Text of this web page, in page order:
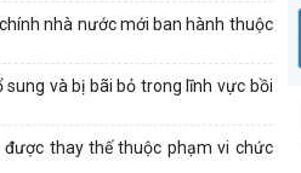
nhà nước mới ban hành thuộc
và bị bãi bỏ trong lĩnh vực bồi
được thay thế thuộc phạm vi chức